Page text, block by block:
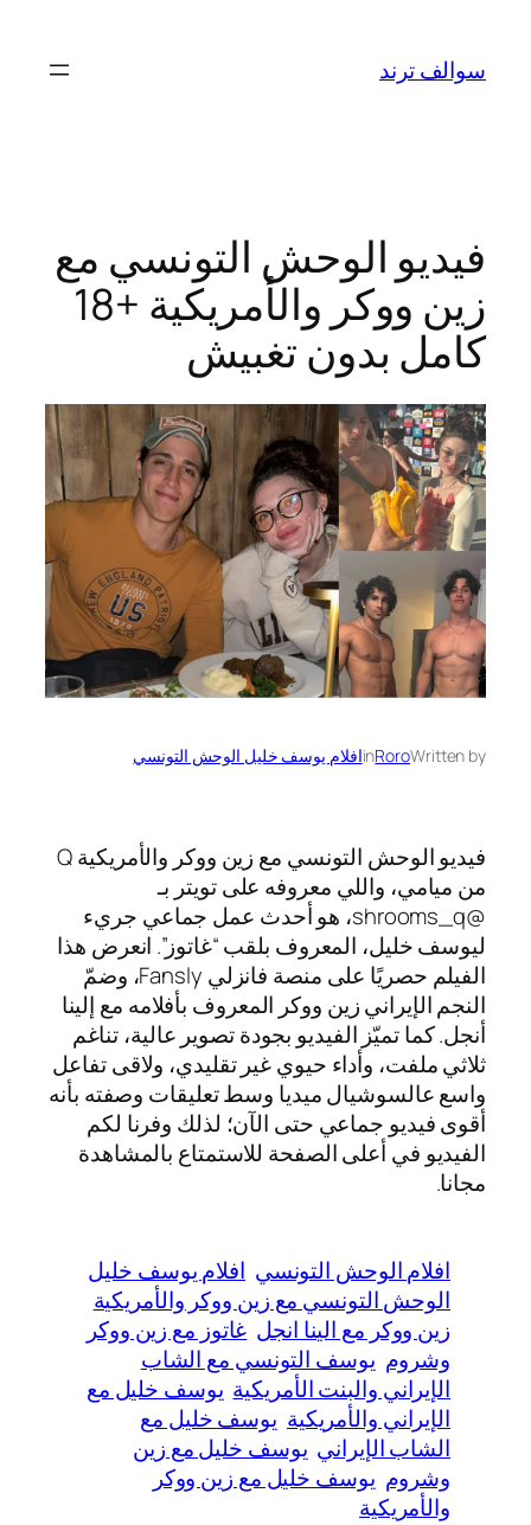
المحتوى
سوالف ترند
فيديو الوحش التونسي مع
زين ووكر والأمريكية +18
كامل بدون تغبيش
Written by
Roro
inافلام يوسف خليل الوحش التونسي
فيديو الوحش التونسي مع زين ووكر والأمريكية Q
من ميامي، واللي معروفه على تويتر بـ
@shrooms_q، هو أحدث عمل جماعي جريء
ليوسف خليل، المعروف بلقب “غاتوز”. انعرض هذا
الفيلم حصريًا على منصة فانزلي Fansly، وضمّ
النجم الإيراني زين ووكر المعروف بأفلامه مع إلينا
أنجل. كما تميّز الفيديو بجودة تصوير عالية، تناغم
ثلاثي ملفت، وأداء حيوي غير تقليدي، ولاقى تفاعل
واسع عالسوشيال ميديا وسط تعليقات وصفته بأنه
أقوى فيديو جماعي حتى الآن؛ لذلك وفرنا لكم
الفيديو في أعلى الصفحة للاستمتاع بالمشاهدة
مجانا.
افلام الوحش التونسي افلام يوسف خليل
الوحش التونسي مع زين ووكر والأمريكية
زين ووكر مع الينا انجل غاتوز مع زين ووكر
وشروم يوسف التونسي مع الشاب
الإيراني والبنت الأمريكية يوسف خليل مع
الإيراني والأمريكية يوسف خليل مع
الشاب الإيراني يوسف خليل مع زين
وشروم يوسف خليل مع زين ووكر
والأمريكية